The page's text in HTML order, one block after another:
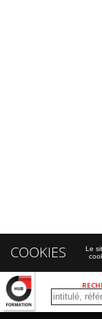
COOKIES
Le